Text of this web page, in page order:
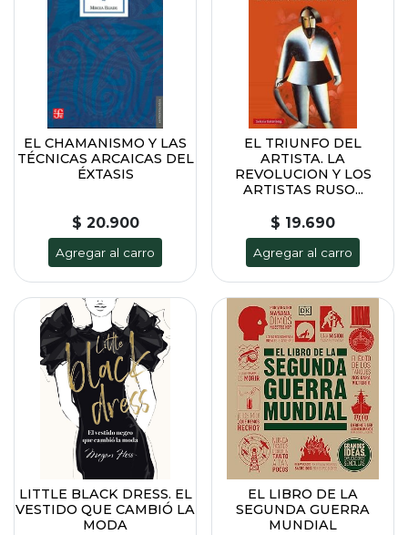
EL CHAMANISMO Y LAS
TÉCNICAS ARCAICAS DEL
ÉXTASIS
$ 20.900
Agregar al carro
EL TRIUNFO DEL
ARTISTA. LA
REVOLUCION Y LOS
ARTISTAS RUSO...
$ 19.690
Agregar al carro
LITTLE BLACK DRESS. EL
VESTIDO QUE CAMBIÓ LA
MODA
EL LIBRO DE LA
SEGUNDA GUERRA
MUNDIAL